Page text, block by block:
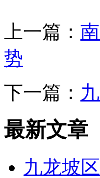
上一篇：
势
下一篇：
最新文章
九龙坡